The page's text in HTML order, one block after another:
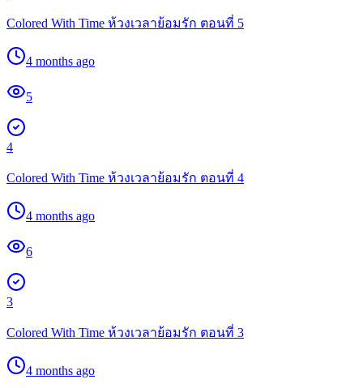
Colored With Time ห้วงเวลาย้อมรัก ตอนที่ 5
4 months ago
5
4
Colored With Time ห้วงเวลาย้อมรัก ตอนที่ 4
4 months ago
6
3
Colored With Time ห้วงเวลาย้อมรัก ตอนที่ 3
4 months ago